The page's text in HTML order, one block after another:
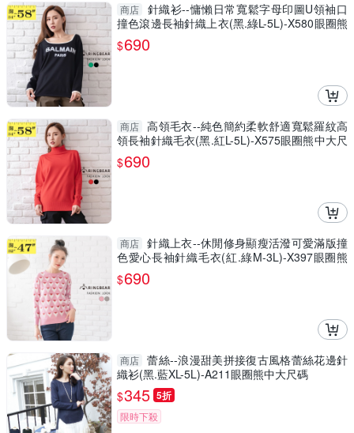
商店
針織衫--慵懶日常寬鬆字母印圖U領袖口
撞色滾邊長袖針織上衣(黑.綠L-5L)-X580眼圈熊
中大尺碼
$690
商店 高領毛衣--純色簡約柔軟舒適寬鬆羅紋高
領長袖針織毛衣(黑.紅L-5L)-X575眼圈熊中大尺
碼
$690
商店 針織上衣--休閒修身顯瘦活潑可愛滿版撞
色愛心長袖針織毛衣(紅.綠M-3L)-X397眼圈熊
中大尺碼
$690
商店 蕾絲--浪漫甜美拼接復古風格蕾絲花邊針
織衫(黑.藍XL-5L)-A211眼圈熊中大尺碼
$345 5折
限時下殺